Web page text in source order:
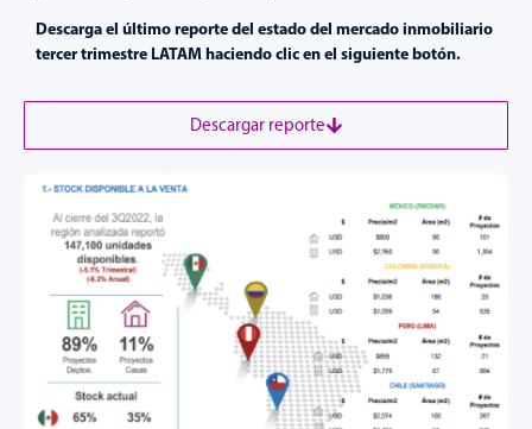
Descarga el último reporte del estado del mercado inmobiliario
tercer trimestre LATAM haciendo clic en el siguiente botón.
Descargar reporte